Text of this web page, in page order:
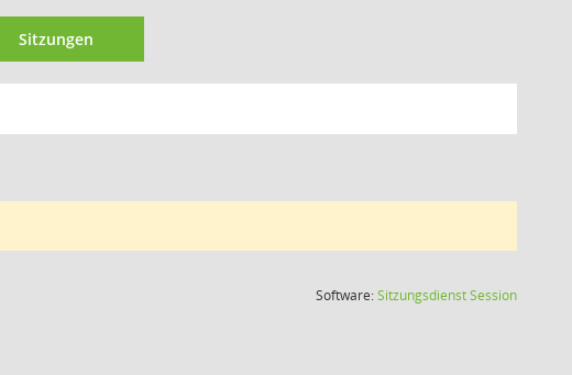
Sitzungen
Software:SitzungsdienstSession(Wird in